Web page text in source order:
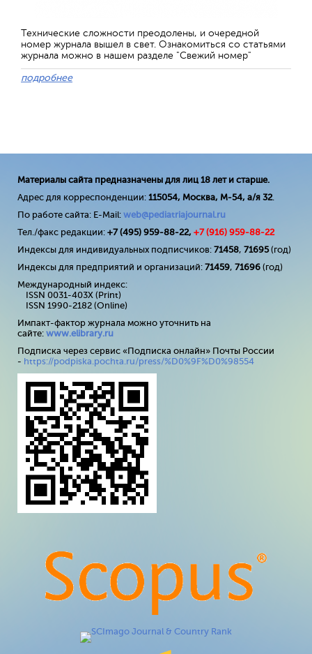
Технические сложности преодолены, и очередной
номер журнала вышел в свет. Ознакомиться со статьями
журнала можно в нашем разделе "Свежий номер"
подробнее
Материалы сайта предназначены для лиц 18 лет и старше.
Адрес для корреспонденции: 115054, Москва, М-54, а/я 32.
По работе сайта: E-Mail: web@pediatriajournal.ru
Тел./факс редакции: +7 (495) 959-88-22, +7 (916) 959-88-22
Индексы для индивидуальных подписчиков: 71458, 71695(год)
Индексы для предприятий и организаций: 71459, 71696 (год)
Международный индекс:
ISSN 0031-403X (Print)
ISSN 1990-2182 (Online)
Импакт-фактор журнала можно уточнить на
сайте: www.elibrary.ru
Подписка через сервис «Подписка онлайн» Почты России
- https://podpiska.pochta.ru/press/%D0%9F%D0%98554